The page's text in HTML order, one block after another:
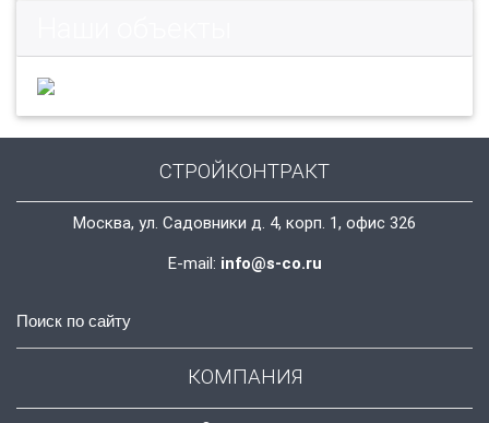
СТРОЙКОНТРАКТ
Москва, ул. Садовники д. 4, корп. 1, офис 326
E-mail: info@s-co.ru
КОМПАНИЯ